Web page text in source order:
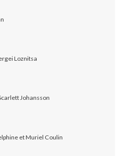
Loznitsa
Johansson
et Muriel Coulin